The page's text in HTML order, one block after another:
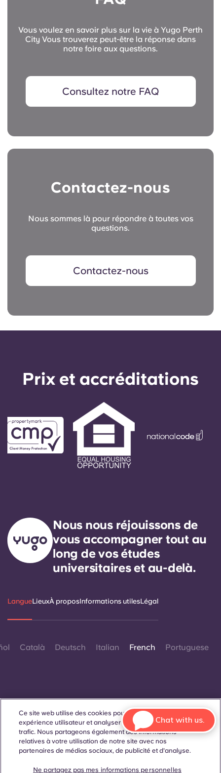
Vous voulez en savoir plus sur la vie à Yugo Perth
City Vous trouverez peut-être la réponse dans
notre foire aux questions.
Consultez notre FAQ
Contactez-nous
Nous sommes là pour répondre à toutes vos
questions.
Contactez-nous
Prix ​​et accréditations
Nous nous réjouissons de
vous accompagner tout au
long de vos études
universitaires et au-delà.
LangueLieuxÀ proposInformations utilesLégal
Català Deutsch Italian French Portuguese
Contactez-nous
Ce site web utilise des cookies pour améliorer votre
expérience utilisateur et analyser les performances et le
trafic. Nous partageons également des informations
relatives à votre utilisation de notre site avec nos
partenaires de médias sociaux, de publicité et d'analyse.
Ne partagez pas mes informations personnelles
Chat with us.